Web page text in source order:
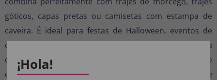
góticos, capas pretas ou camisetas com estampa de
caveira. É ideal para festas de Halloween, eventos de
cosplay ou apresentações teatrais onde você deseja
causar um grande impacto visual. Graças ao seu efeito
de mandíbula móvel, ela alcança um visual realista que
¡Hola!